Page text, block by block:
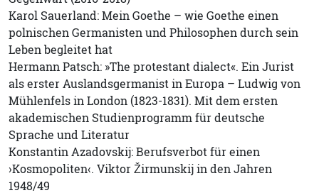
Karol Sauerland: Mein Goethe – wie Goethe einen
polnischen Germanisten und Philosophen durch sein
Leben begleitet hat
Hermann Patsch: »The protestant dialect«. Ein Jurist
als erster Auslandsgermanist in Europa – Ludwig von
Mühlenfels in London (1823-1831). Mit dem ersten
akademischen Studienprogramm für deutsche
Sprache und Literatur
Konstantin Azadovskij: Berufsverbot für einen
›Kosmopoliten‹. Viktor Žirmunskij in den Jahren
1948/49